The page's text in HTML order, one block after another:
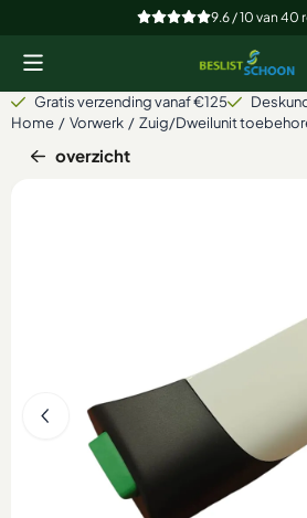
Cookievoorkeuren zijn beschikbaar.
9.6 / 10 van40
Gratis verzending vanaf €125
Home / Vorwerk / Zuig/Dweilunit
overzicht